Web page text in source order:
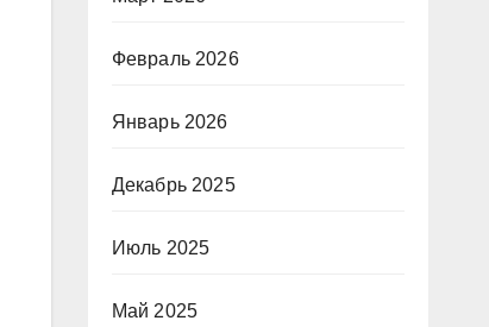
Февраль 2026
Январь 2026
Декабрь 2025
Июль 2025
Май 2025